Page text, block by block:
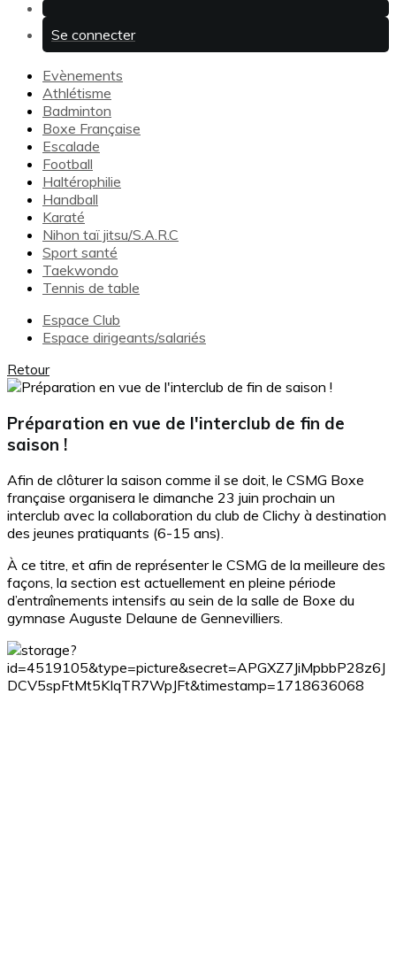
Se connecter
Evènements
Athlétisme
Badminton
Boxe Française
Escalade
Football
Haltérophilie
Handball
Karaté
Nihon taï jitsu/S.A.R.C
Sport santé
Taekwondo
Tennis de table
Espace Club
Espace dirigeants/salariés
Retour
Préparation en vue de l'interclub de fin de
saison !
Afin de clôturer la saison comme il se doit, le CSMG Boxe
française organisera le dimanche 23 juin prochain un
interclub avec la collaboration du club de Clichy à destination
des jeunes pratiquants (6-15 ans).
À ce titre, et afin de représenter le CSMG de la meilleure des
façons, la section est actuellement en pleine période
d’entraînements intensifs au sein de la salle de Boxe du
gymnase Auguste Delaune de Gennevilliers.